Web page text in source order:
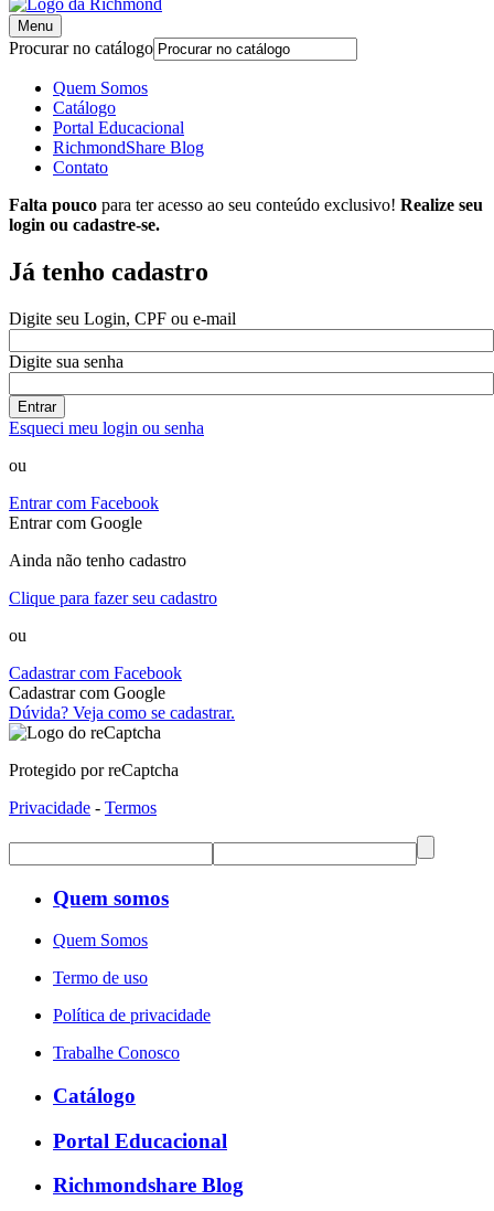
Menu
Procurar no catálogo
Quem Somos
Catálogo
Portal Educacional
RichmondShare Blog
Contato
Falta pouco para ter acesso ao seu conteúdo exclusivo! Realize seu
login ou cadastre-se.
Já tenho cadastro
Digite seu Login, CPF ou e-mail
Digite sua senha
Entrar
Esqueci meu login ou senha
ou
Entrar com Facebook
Entrar com Google
Ainda não tenho cadastro
Clique para fazer seu cadastro
ou
Cadastrar com Facebook
Cadastrar com Google
Dúvida? Veja como se cadastrar.
Protegido por reCaptcha
Privacidade - Termos
Quem somos
Quem Somos
Termo de uso
Política de privacidade
Trabalhe Conosco
Catálogo
Portal Educacional
Richmondshare Blog